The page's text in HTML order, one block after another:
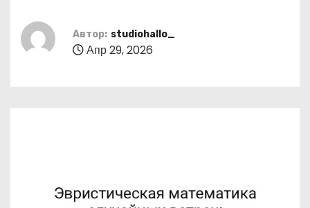
Автор: studiohallo_
Апр 29, 2026